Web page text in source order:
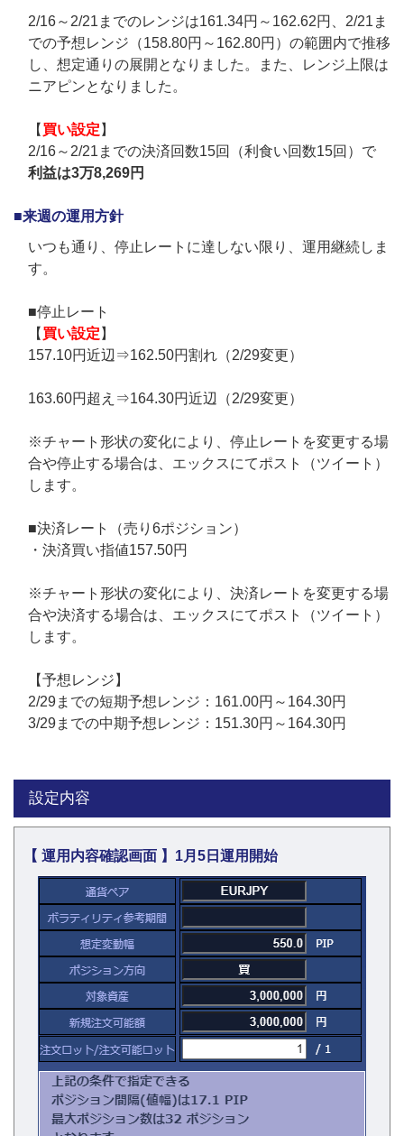
2/16～2/21までのレンジは161.34円～162.62円、2/21ま
での予想レンジ（158.80円～162.80円）の範囲内で推移
し、想定通りの展開となりました。また、レンジ上限は
ニアピンとなりました。
【 買い設定 】
2/16～2/21までの決済回数15回（利食い回数15回）で
利益は3万8,269円
■来週の運用方針
いつも通り、停止レートに達しない限り、運用継続しま
す。
■停止レート
【 買い設定 】
157.10円近辺⇒162.50円割れ（2/29変更）
163.60円超え⇒164.30円近辺（2/29変更）
※チャート形状の変化により、停止レートを変更する場
合や停止する場合は、エックスにてポスト（ツイート）
します。
■決済レート（売り6ポジション）
・決済買い指値157.50円
※チャート形状の変化により、決済レートを変更する場
合や決済する場合は、エックスにてポスト（ツイート）
します。
【予想レンジ】
2/29までの短期予想レンジ：161.00円～164.30円
3/29までの中期予想レンジ：151.30円～164.30円
設定内容
【 運用内容確認画面 】1月5日運用開始